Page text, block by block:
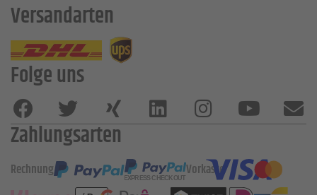
Versandarten
Folge uns
Zahlungsarten
Rechnung Vorkasse